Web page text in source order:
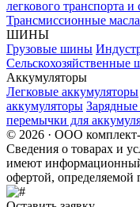
легкового транспорта и
Трансмиссионные масла
ШИНЫ
Грузовые шины
Сельскохозяйственные
Аккумуляторы
Легковые аккумуляторы
аккумуляторы Зарядные
перемычки для
© 2026 · ООО комплект-
Сведения о товарах и
имеют
офертой,